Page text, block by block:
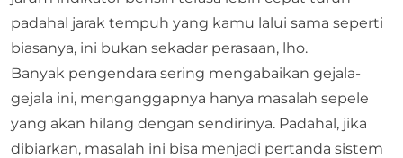
padahal jarak tempuh yang kamu lalui sama seperti
biasanya, ini bukan sekadar perasaan, lho.
Banyak pengendara sering mengabaikan gejala-
gejala ini, menganggapnya hanya masalah sepele
yang akan hilang dengan sendirinya. Padahal, jika
dibiarkan, masalah ini bisa menjadi pertanda sistem